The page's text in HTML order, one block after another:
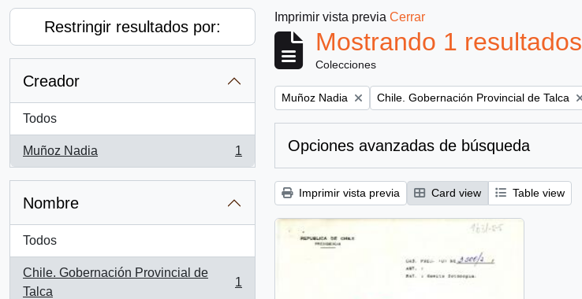
Restringir resultados por:
Creador
Todos
Muñoz Nadia
, 1 resultados
1
Nombre
Todos
Chile. Gobernación Provincial de
Talca
, 1 resultados
1
Imprimir vista previa Cerrar
Mostrando 1 resultados
Colecciones
Remove filter:
Muñoz Nadia Remove filter:
Chile. Gobernación Provincial de Talca
Opciones avanzadas de búsqueda
Imprimir vista previa Card view Table view